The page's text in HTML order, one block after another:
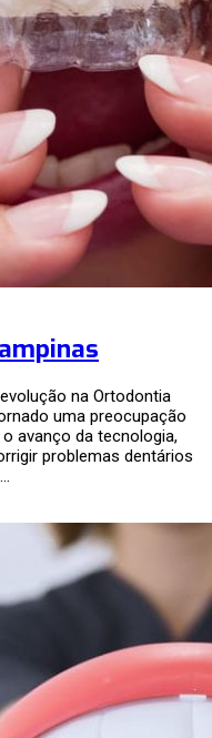
na Ortodontia
uma preocupação
avanço da tecnologia,
problemas dentários